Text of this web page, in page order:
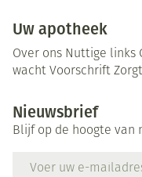
Uw apotheek
Over ons Nuttige links
wacht Voorschrift
Nieuwsbrief
Blijf op de hoogte van